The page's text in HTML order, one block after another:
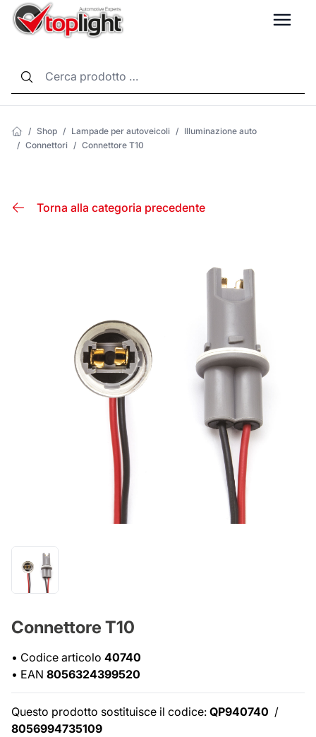
/ Shop / Lampade per autoveicoli / Illuminazione auto
/ Connettori / Connettore T10
Torna alla categoria precedente
Connettore T10
• Codice articolo 40740
• EAN 8056324399520
Questo prodotto sostituisce il codice: QP940740 /
8056994735109